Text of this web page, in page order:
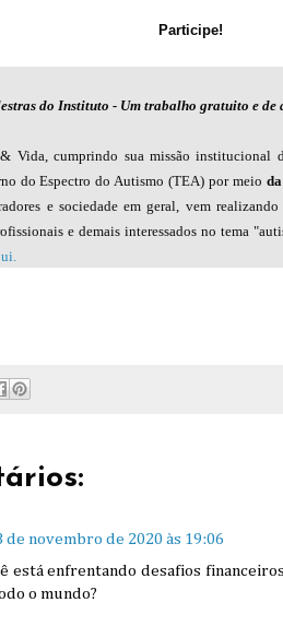
Participe!
do Instituto - Um trabalho gratuito e
Vida, cumprindo sua missão institucional
do Espectro do Autismo (TEA) por meio
e sociedade em geral, vem
e demais interessados no tema
de novembro de 2020 às 19:06
está enfrentando desafios
o mundo?